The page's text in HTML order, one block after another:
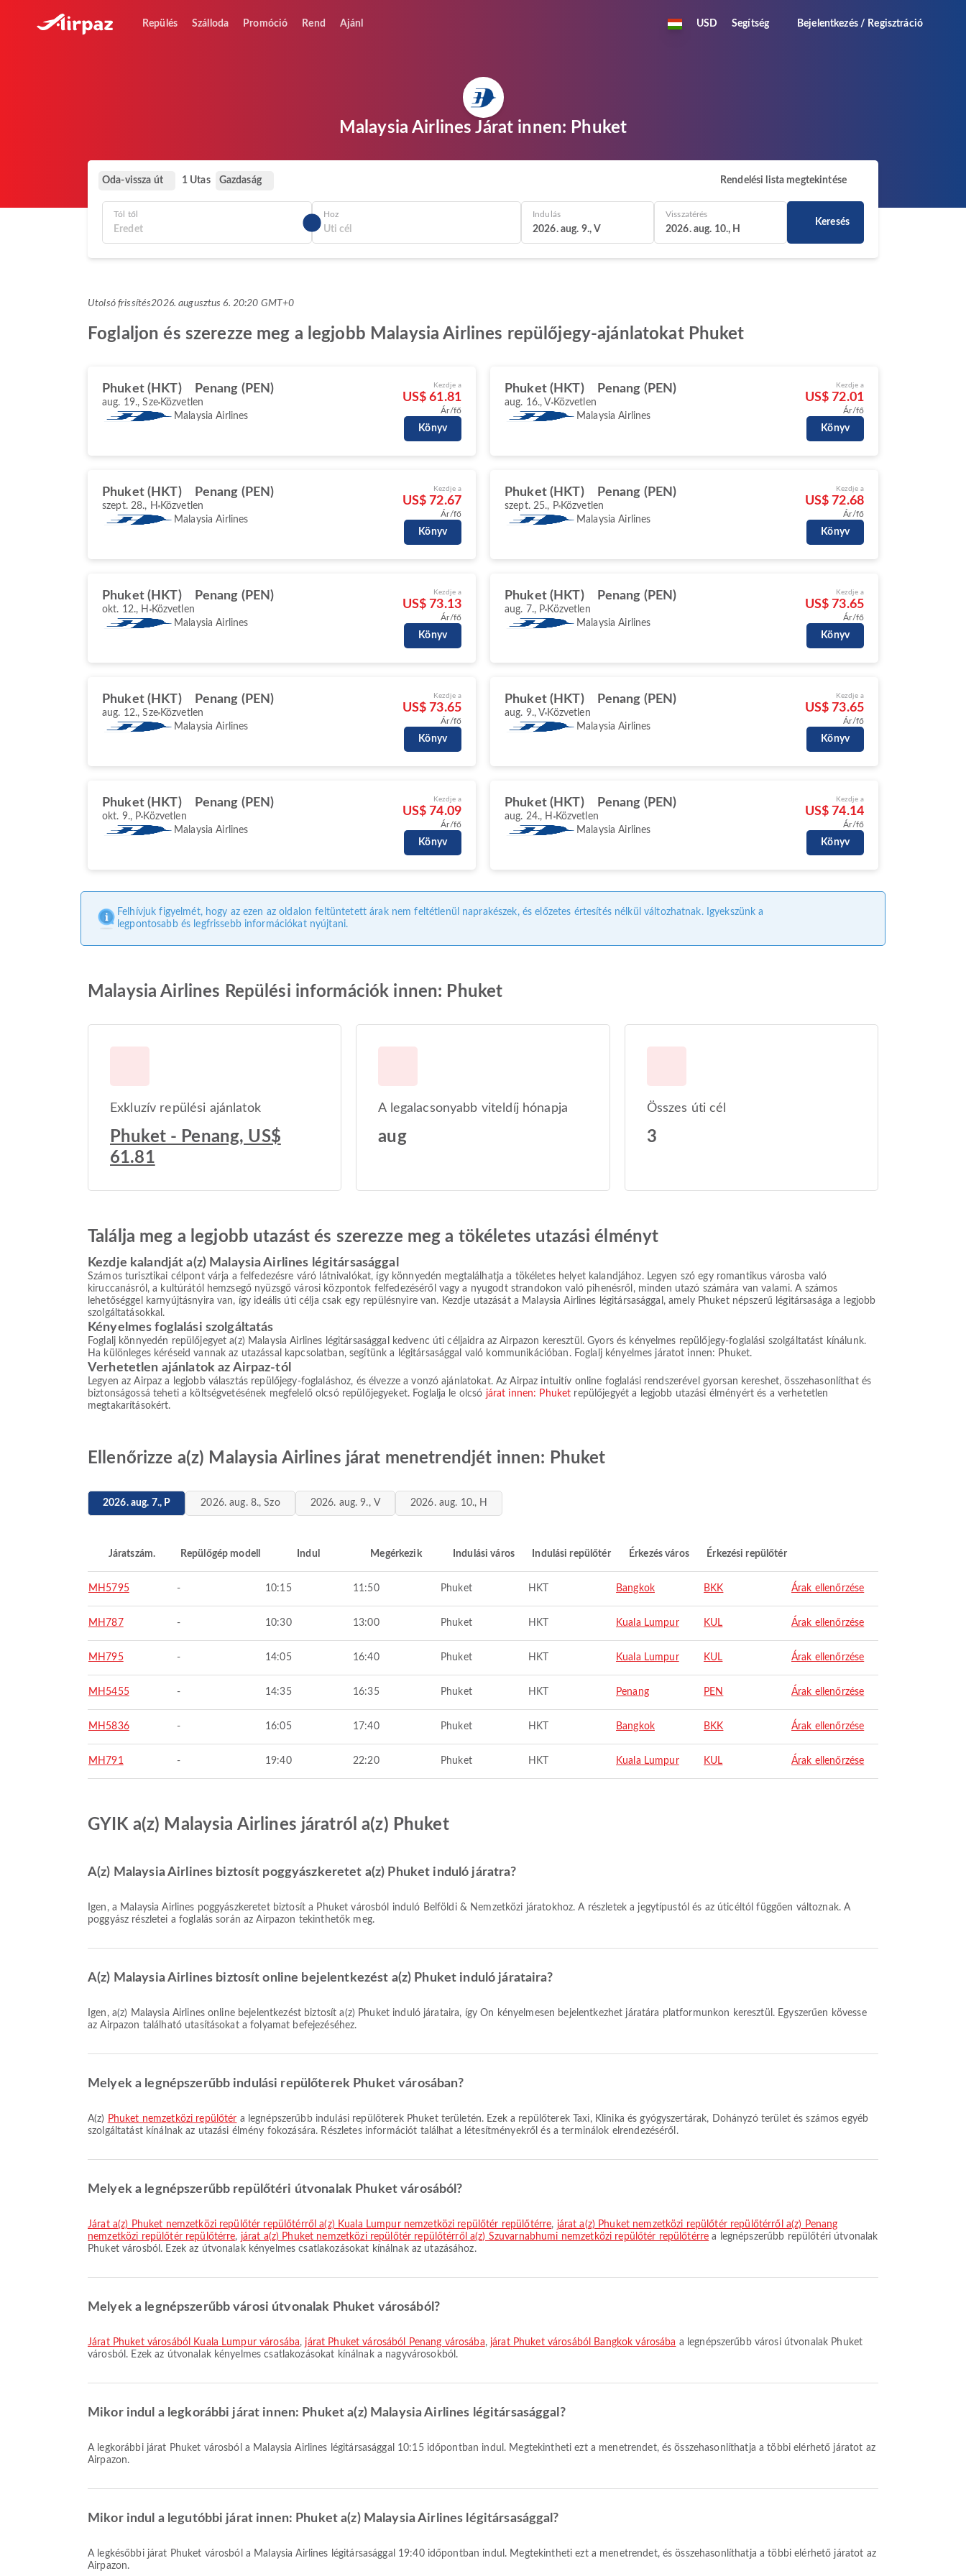
Repülés Szálloda Promóció Rend Ajánl USD Segítség Bejelentkezés / Regisztráció
Malaysia Airlines Járat innen: Phuket
Oda-vissza út 1 Utas Gazdaság Rendelési lista megtekintése
Tól től Hoz Indulás
2026. aug. 9., V
Visszatérés
2026. aug. 10., H
Keresés
Utolsó frissítés2026. augusztus 6. 20:20 GMT+0
Foglaljon és szerezze meg a legjobb Malaysia Airlines repülőjegy-ajánlatokat Phuket
Phuket (HKT) Penang (PEN)
aug. 19., Sze Közvetlen
Malaysia Airlines
Kezdje a
US$ 61.81
Ár/fő
Könyv
Phuket (HKT) Penang (PEN)
aug. 16., V Közvetlen
Malaysia Airlines
Kezdje a
US$ 72.01
Ár/fő
Könyv
Phuket (HKT) Penang (PEN)
szept. 28., H Közvetlen
Malaysia Airlines
Kezdje a
US$ 72.67
Ár/fő
Könyv
Phuket (HKT) Penang (PEN)
szept. 25., P Közvetlen
Malaysia Airlines
Kezdje a
US$ 72.68
Ár/fő
Könyv
Phuket (HKT) Penang (PEN)
okt. 12., H Közvetlen
Malaysia Airlines
Kezdje a
US$ 73.13
Ár/fő
Könyv
Phuket (HKT) Penang (PEN)
aug. 7., P Közvetlen
Malaysia Airlines
Kezdje a
US$ 73.65
Ár/fő
Könyv
Phuket (HKT) Penang (PEN)
aug. 12., Sze Közvetlen
Malaysia Airlines
Kezdje a
US$ 73.65
Ár/fő
Könyv
Phuket (HKT) Penang (PEN)
aug. 9., V Közvetlen
Malaysia Airlines
Kezdje a
US$ 73.65
Ár/fő
Könyv
Phuket (HKT) Penang (PEN)
okt. 9., P Közvetlen
Malaysia Airlines
Kezdje a
US$ 74.09
Ár/fő
Könyv
Phuket (HKT) Penang (PEN)
aug. 24., H Közvetlen
Malaysia Airlines
Kezdje a
US$ 74.14
Ár/fő
Könyv
Felhívjuk figyelmét, hogy az ezen az oldalon feltüntetett árak nem feltétlenül naprakészek, és előzetes értesítés nélkül változhatnak. Igyekszünk a
legpontosabb és legfrissebb információkat nyújtani.
Malaysia Airlines Repülési információk innen: Phuket
Exkluzív repülési ajánlatok
Phuket - Penang, US$
61.81
A legalacsonyabb viteldíj hónapja
aug
Összes úti cél
3
Találja meg a legjobb utazást és szerezze meg a tökéletes utazási élményt
Kezdje kalandját a(z) Malaysia Airlines légitársasággal
Számos turisztikai célpont várja a felfedezésre váró látnivalókat, így könnyedén megtalálhatja a tökéletes helyet kalandjához. Legyen szó egy romantikus városba való
kiruccanásról, a kultúrától hemzsegő nyüzsgő városi központok felfedezéséről vagy a nyugodt strandokon való pihenésről, minden utazó számára van valami. A számos
lehetőséggel karnyújtásnyira van, így ideális úti célja csak egy repülésnyire van. Kezdje utazását a Malaysia Airlines légitársasággal, amely Phuket népszerű légitársasága a legjobb
szolgáltatásokkal.
Kényelmes foglalási szolgáltatás
Foglalj könnyedén repülőjegyet a(z) Malaysia Airlines légitársasággal kedvenc úti céljaidra az Airpazon keresztül. Gyors és kényelmes repülőjegy-foglalási szolgáltatást kínálunk.
Ha különleges kéréseid vannak az utazással kapcsolatban, segítünk a légitársasággal való kommunikációban. Foglalj kényelmes járatot innen: Phuket.
Verhetetlen ajánlatok az Airpaz-tól
Legyen az Airpaz a legjobb választás repülőjegy-foglaláshoz, és élvezze a vonzó ajánlatokat. Az Airpaz intuitív online foglalási rendszerével gyorsan kereshet, összehasonlíthat és
biztonságossá teheti a költségvetésének megfelelő olcsó repülőjegyeket. Foglalja le olcsó járat innen: Phuket repülőjegyét a legjobb utazási élményért és a verhetetlen
megtakarításokért.
Ellenőrizze a(z) Malaysia Airlines járat menetrendjét innen: Phuket
2026. aug. 7., P 2026. aug. 8., Szo 2026. aug. 9., V 2026. aug. 10., H
Járatszám. Repülőgép modell Indul Megérkezik Indulási város Indulási repülőtér Érkezés város Érkezési repülőtér
MH5795 - 10:15 11:50 Phuket HKT Bangkok BKK Árak ellenőrzése
MH787 - 10:30 13:00 Phuket HKT Kuala Lumpur KUL Árak ellenőrzése
MH795 - 14:05 16:40 Phuket HKT Kuala Lumpur KUL Árak ellenőrzése
MH5455 - 14:35 16:35 Phuket HKT Penang PEN Árak ellenőrzése
MH5836 - 16:05 17:40 Phuket HKT Bangkok BKK Árak ellenőrzése
MH791 - 19:40 22:20 Phuket HKT Kuala Lumpur KUL Árak ellenőrzése
GYIK a(z) Malaysia Airlines járatról a(z) Phuket
A(z) Malaysia Airlines biztosít poggyászkeretet a(z) Phuket induló járatra?
Igen, a Malaysia Airlines poggyászkeretet biztosít a Phuket városból induló Belföldi & Nemzetközi járatokhoz. A részletek a jegytípustól és az úticéltól függően változnak. A
poggyász részletei a foglalás során az Airpazon tekinthetők meg.
A(z) Malaysia Airlines biztosít online bejelentkezést a(z) Phuket induló járataira?
Igen, a(z) Malaysia Airlines online bejelentkezést biztosít a(z) Phuket induló járataira, így Ön kényelmesen bejelentkezhet járatára platformunkon keresztül. Egyszerűen kövesse
az Airpazon található utasításokat a folyamat befejezéséhez.
Melyek a legnépszerűbb indulási repülőterek Phuket városában?
A(z) Phuket nemzetközi repülőtér a legnépszerűbb indulási repülőterek Phuket területén. Ezek a repülőterek Taxi, Klinika és gyógyszertárak, Dohányzó terület és számos egyéb
szolgáltatást kínálnak az utazási élmény fokozására. Részletes információt találhat a létesítményekről és a terminálok elrendezéséről.
Melyek a legnépszerűbb repülőtéri útvonalak Phuket városából?
járat a(z) Phuket nemzetközi repülőtér repülőtérről a(z) Kuala Lumpur nemzetközi repülőtér repülőtérre, járat a(z) Phuket nemzetközi repülőtér repülőtérről a(z) Penang
nemzetközi repülőtér repülőtérre, járat a(z) Phuket nemzetközi repülőtér repülőtérről a(z) Szuvarnabhumi nemzetközi repülőtér repülőtérre a legnépszerűbb repülőtéri útvonalak
Phuket városból. Ezek az útvonalak kényelmes csatlakozásokat kínálnak az utazásához.
Melyek a legnépszerűbb városi útvonalak Phuket városából?
járat Phuket városából Kuala Lumpur városába, járat Phuket városából Penang városába, járat Phuket városából Bangkok városába a legnépszerűbb városi útvonalak Phuket
városból. Ezek az útvonalak kényelmes csatlakozásokat kínálnak a nagyvárosokból.
Mikor indul a legkorábbi járat innen: Phuket a(z) Malaysia Airlines légitársasággal?
A legkorábbi járat Phuket városból a Malaysia Airlines légitársasággal 10:15 időpontban indul. Megtekintheti ezt a menetrendet, és összehasonlíthatja a többi elérhető járatot az
Airpazon.
Mikor indul a legutóbbi járat innen: Phuket a(z) Malaysia Airlines légitársasággal?
A legkésőbbi járat Phuket városból a Malaysia Airlines légitársasággal 19:40 időpontban indul. Megtekintheti ezt a menetrendet, és összehasonlíthatja a többi elérhető járatot az
Airpazon.